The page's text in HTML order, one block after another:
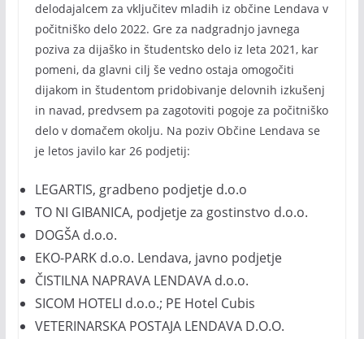
delodajalcem za vključitev mladih iz občine Lendava v
počitniško delo 2022. Gre za nadgradnjo javnega
poziva za dijaško in študentsko delo iz leta 2021, kar
pomeni, da glavni cilj še vedno ostaja omogočiti
dijakom in študentom pridobivanje delovnih izkušenj
in navad, predvsem pa zagotoviti pogoje za počitniško
delo v domačem okolju. Na poziv Občine Lendava se
je letos javilo kar 26 podjetij:
LEGARTIS, gradbeno podjetje d.o.o
TO NI GIBANICA, podjetje za gostinstvo d.o.o.
DOGŠA d.o.o.
EKO-PARK d.o.o. Lendava, javno podjetje
ČISTILNA NAPRAVA LENDAVA d.o.o.
SICOM HOTELI d.o.o.; PE Hotel Cubis
VETERINARSKA POSTAJA LENDAVA D.O.O.